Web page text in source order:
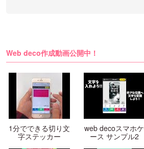
Web deco作成動画公開中！
1分でできる切り文
字ステッカー
web decoスマホケ
ース サンプル2